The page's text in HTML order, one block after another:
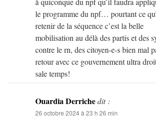
le programme du npf… pourtant ce
retenir de la séquence c’est la belle
mobilisation au délà des partis et des
contre le rn, des citoyen-e-s bien mal
retour avec ce gouvernement ultra
sale temps!
Ouardia Derrichedit :
26 octobre 2024 à 23 h 26 min